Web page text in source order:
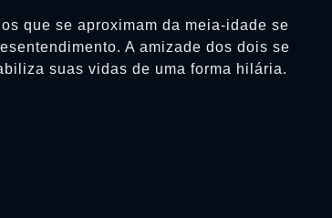
que se aproximam da meia-idade se
A amizade dos dois se
suas vidas de uma forma hilária.